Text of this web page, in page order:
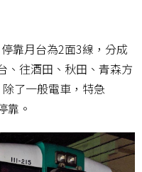
靠月台為2面3線，分成
、往酒田、秋田、青森方
了一般電車，特急
靠。